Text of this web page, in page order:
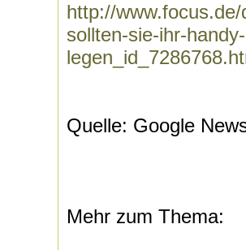
http://
sollten-sie-ihr-
Quelle: Google
Mehr zum Thema: